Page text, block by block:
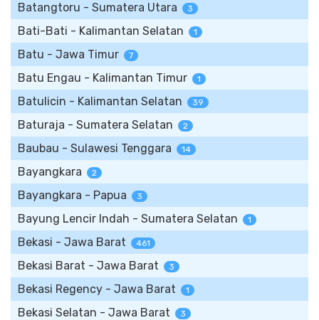
Batangtoru - Sumatera Utara 3
Bati-Bati - Kalimantan Selatan 1
Batu - Jawa Timur 7
Batu Engau - Kalimantan Timur 1
Batulicin - Kalimantan Selatan 39
Baturaja - Sumatera Selatan 2
Baubau - Sulawesi Tenggara 14
Bayangkara 2
Bayangkara - Papua 3
Bayung Lencir Indah - Sumatera Selatan 1
Bekasi - Jawa Barat 461
Bekasi Barat - Jawa Barat 3
Bekasi Regency - Jawa Barat 1
Bekasi Selatan - Jawa Barat 3